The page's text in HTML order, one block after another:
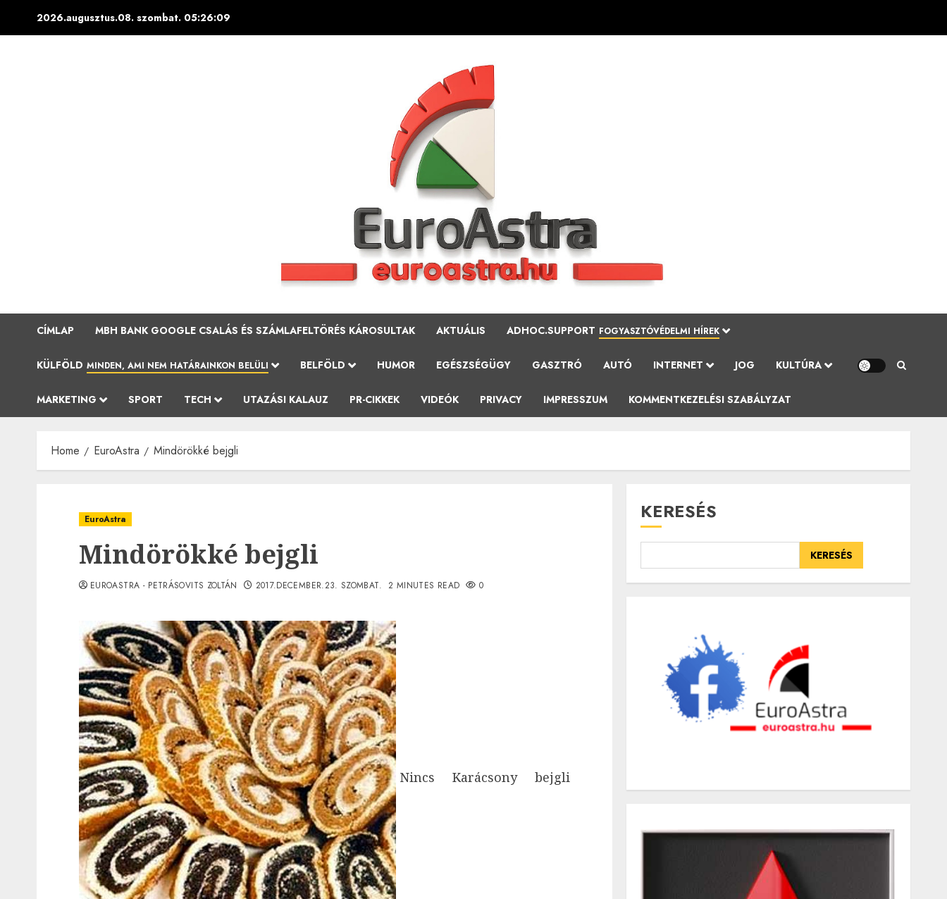
2026.augusztus.08. szombat. 05:26:10
CÍMLAP MBH BANK GOOGLE CSALÁS ÉS SZÁMLAFELTÖRÉS KÁROSULTAK AKTUÁLIS ADHOC.SUPPORT FOGYASZTÓVÉDELMI HÍREK
KÜLFÖLD MINDEN, AMI NEM HATÁRAINKON BELÜLI BELFÖLD HUMOR EGÉSZSÉGÜGY GASZTRÓ AUTÓ INTERNET JOG KULTÚRA
MARKETING SPORT TECH UTAZÁSI KALAUZ PR-CIKKEK VIDEÓK PRIVACY IMPRESSZUM KOMMENTKEZELÉSI SZABÁLYZAT
Home EuroAstra Mindörökké bejgli
EuroAstra
Mindörökké bejgli
EUROASTRA - PETRÁSOVITS ZOLTÁN 2017.DECEMBER.23. SZOMBAT. 2 MINUTES READ 0
Nincs Karácsony bejgli
KERESÉS
KERESÉS